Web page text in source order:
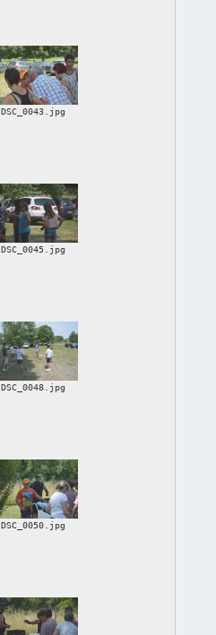
DSC_0043.jpg
DSC_0045.jpg
DSC_0048.jpg
DSC_0050.jpg